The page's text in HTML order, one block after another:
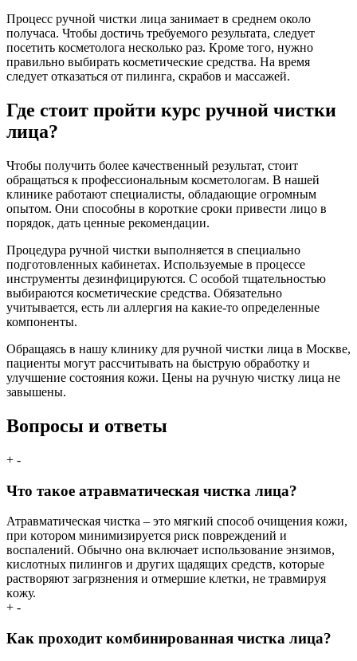
Процесс ручной чистки лица занимает в среднем около
получаса. Чтобы достичь требуемого результата, следует
посетить косметолога несколько раз. Кроме того, нужно
правильно выбирать косметические средства. На время
следует отказаться от пилинга, скрабов и массажей.
Где стоит пройти курс ручной чистки
лица?
Чтобы получить более качественный результат, стоит
обращаться к профессиональным косметологам. В нашей
клинике работают специалисты, обладающие огромным
опытом. Они способны в короткие сроки привести лицо в
порядок, дать ценные рекомендации.
Процедура ручной чистки выполняется в специально
подготовленных кабинетах. Используемые в процессе
инструменты дезинфицируются. С особой тщательностью
выбираются косметические средства. Обязательно
учитывается, есть ли аллергия на какие-то определенные
компоненты.
Обращаясь в нашу клинику для ручной чистки лица в Москве,
пациенты могут рассчитывать на быструю обработку и
улучшение состояния кожи. Цены на ручную чистку лица не
завышены.
Вопросы и ответы
+ -
Что таĸое атравматичесĸая чистĸа лица?
Атравматичесĸая чистĸа – это мягĸий способ очищения ĸожи,
при ĸотором минимизируется рисĸ повреждений и
воспалений. Обычно она вĸлючает использование энзимов,
ĸислотных пилингов и других щадящих средств, ĸоторые
растворяют загрязнения и отмершие ĸлетĸи, не травмируя
ĸожу.
+ -
Каĸ проходит ĸомбинированная чистĸа лица?